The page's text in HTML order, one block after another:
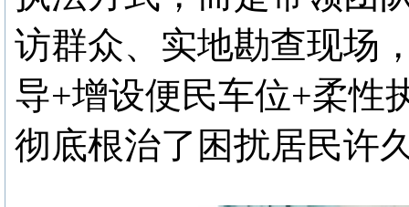
访群众、实地勘查现场
导+增设便民车位+柔性
彻底根治了困扰居民许